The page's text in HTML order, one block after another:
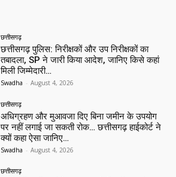
छत्तीसगढ़
छत्तीसगढ़ पुलिस: निरीक्षकों और उप निरीक्षकों का
तबादला, SP ने जारी किया आदेश, जानिए किसे कहां
मिली जिम्मेदारी…
Swadha - August 4, 2026
छत्तीसगढ़
अधिग्रहण और मुआवजा दिए बिना जमीन के उपयोग
पर नहीं लगाई जा सकती रोक… छत्तीसगढ़ हाईकोर्ट ने
क्यों कहा ऐसा जानिए…
Swadha - August 4, 2026
छत्तीसगढ़